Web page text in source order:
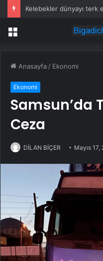
Kelebekler dünyayı terk
Menü
Anasayfa / Ekonomi
Ekonomi
Samsun’da
Ceza
DİLAN BİÇER Mayıs 17,